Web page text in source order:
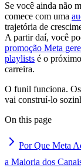
Se você ainda não
comece com uma
trajetória de
A partir daí, você
promoção Meta
playlists é o
carreira.
O funil funciona.
vai construí-lo
On this page
Por Que Meta
a Maioria dos